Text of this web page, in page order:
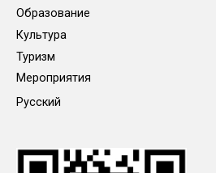
Образование
Культура
Туризм
Мероприятия
Русский